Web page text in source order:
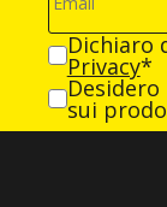
Dichiaro
Privacy*
sui